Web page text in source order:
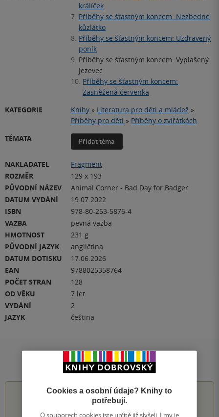
králíček
7. Příběhy se šťastným koncem: Nezbedné
kůzlátko
8. Příběhy se šťastným koncem: Uzdravený
poník
9. Příběhy se šťastným koncem: Vyplašený
jezevec
10. Příběhy se šťastným koncem:
Zasněžená červenka
KATEGORIE
Knihy » Literatura pro děti a mládež »
Příběhy pro děti » Příběhy o zvířátkách
TÉMATA
Přidat téma
NAKLADATEL
Fragment
ROZMĚR
129 x 193
PŮVODNÍ NÁZEV
Animal Corner - Bad Day for Badger
DATUM VYDÁNÍ
19.07.2022
ISBN
978-80-253-5876-4
VAZBA
pevná vazba
HMOTNOST
231 g
PŮVODNÍ JAZYK
angličtina
DATUM DOTISKU
17.06.2026
EAN
9788025358764
POČET STRAN
128
OD VĚKU
7 let
VYDÁNÍ
2
JAZYK
čeština
Hodnocení a recenze čtenářů
4.4z5
Cookies a osobní údaje? Knihy to
potřebují.
O souborech cookies jste určitě již slyšeli. I my je